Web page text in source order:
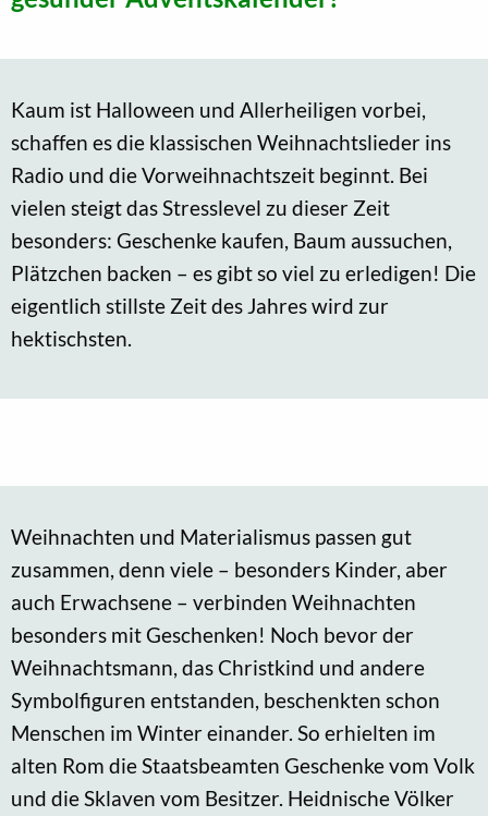
Kaum ist Halloween und Allerheiligen vorbei,
schaffen es die klassischen Weihnachtslieder ins
Radio und die Vorweihnachtszeit beginnt. Bei
vielen steigt das Stresslevel zu dieser Zeit
besonders: Geschenke kaufen, Baum aussuchen,
Plätzchen backen – es gibt so viel zu erledigen! Die
eigentlich stillste Zeit des Jahres wird zur
hektischsten.
Weihnachten und Materialismus passen gut
zusammen, denn viele – besonders Kinder, aber
auch Erwachsene – verbinden Weihnachten
besonders mit Geschenken! Noch bevor der
Weihnachtsmann, das Christkind und andere
Symbolfiguren entstanden, beschenkten schon
Menschen im Winter einander. So erhielten im
alten Rom die Staatsbeamten Geschenke vom Volk
und die Sklaven vom Besitzer. Heidnische Völker